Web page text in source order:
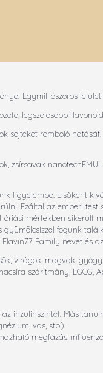
Egymilliószoros
legszélesebb
sejteket romboló
figyelembe. Elsőként
Ezáltal az emberi test
mértékben sikerült
fogunk
Family nevet és
virágok, magvak,
szárítmány, EGCG,
inzulinszintet. Más
vas, stb.).
megfázás, influenza